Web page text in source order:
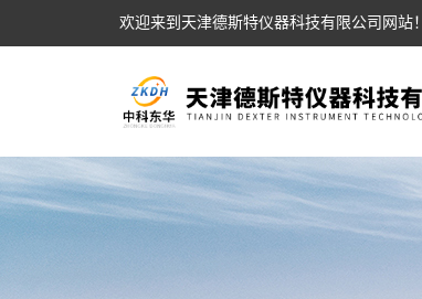
欢迎来到天津德斯特仪器科技有限公司网站！